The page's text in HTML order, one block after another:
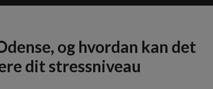
og hvordan kan det
dit stressniveau